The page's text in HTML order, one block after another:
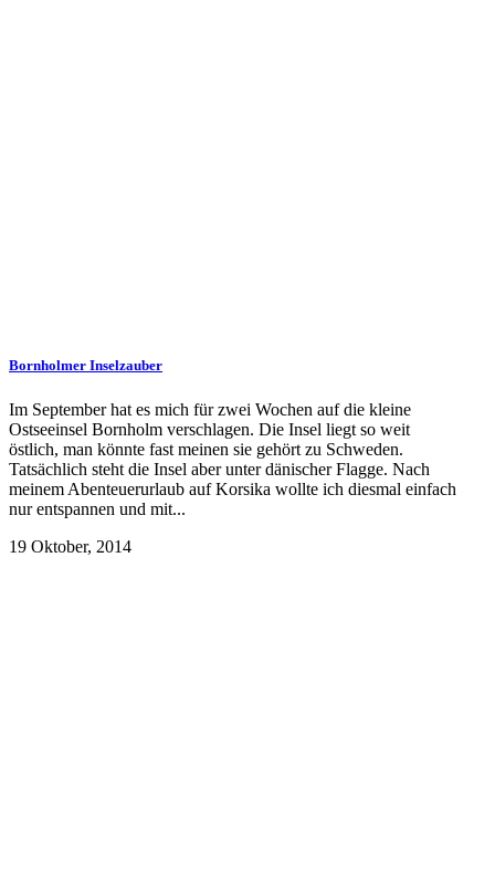
Bornholmer Inselzauber
Im September hat es mich für zwei Wochen auf die kleine
Ostseeinsel Bornholm verschlagen. Die Insel liegt so weit
östlich, man könnte fast meinen sie gehört zu Schweden.
Tatsächlich steht die Insel aber unter dänischer Flagge. Nach
meinem Abenteuerurlaub auf Korsika wollte ich diesmal einfach
nur entspannen und mit...
19 Oktober, 2014